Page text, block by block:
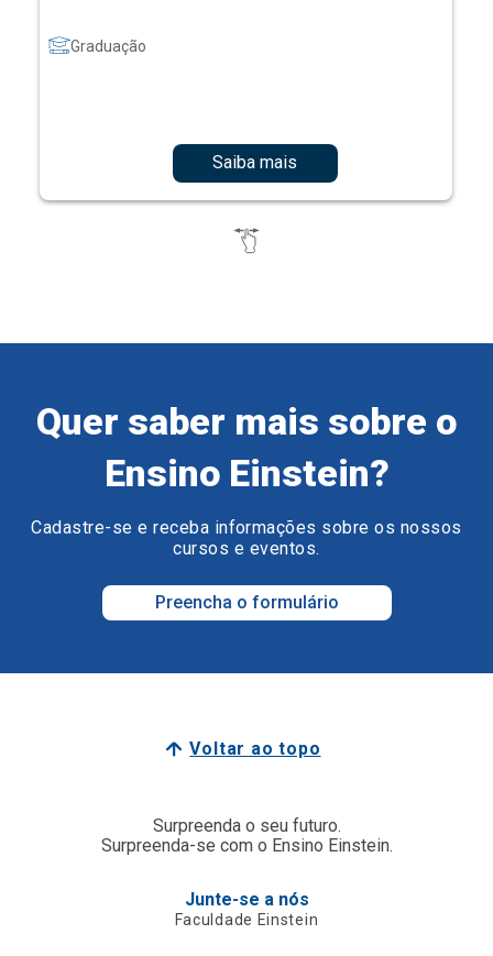
Graduação
Saiba mais
Quer saber mais sobre o
Ensino Einstein?
Cadastre-se e receba informações sobre os nossos
cursos e eventos.
Preencha o formulário
Voltar ao topo
Surpreenda o seu futuro.
Surpreenda-se com o Ensino Einstein.
Junte-se a nós
Faculdade Einstein